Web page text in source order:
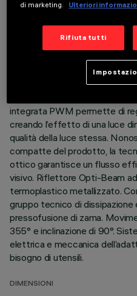
ULTIMO AGGIORNAMENTO: 06/08/
Proiettore orientabile
per installazione su binario a
in materiale termoplastico
integrata PWM permette di
creando l’effetto di una luce
qualità della luce stessa.
compatte del prodotto, la
ottico garantisce un flusso
visivo. Riflettore Opti-Beam
termoplastico metallizzato.
gruppo tecnico di dissipazione
pressofusione di zama.
355° e inclinazione di 90°.
elettrica e meccanica
bisogno di utensili.
DIMENSIONI
di marketing.
Ulteriori
Rifiuta tutti